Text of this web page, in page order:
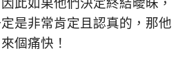
此如果他們決定終結曖昧，
是非常肯定且認真的，那他
個痛快！